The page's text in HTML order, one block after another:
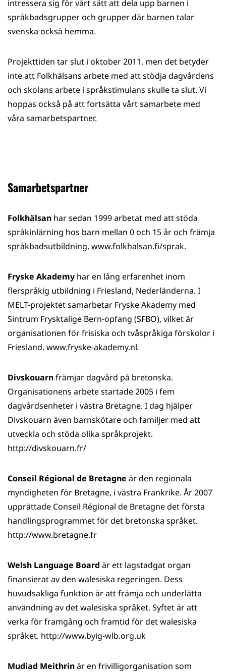
intressera sig för vårt sätt att dela upp barnen i
språkbadsgrupper och grupper där barnen talar
svenska också hemma.
Projekttiden tar slut i oktober 2011, men det betyder
inte att Folkhälsans arbete med att stödja dagvårdens
och skolans arbete i språkstimulans skulle ta slut. Vi
hoppas också på att fortsätta vårt samarbete med
våra samarbetspartner.
Samarbetspartner
Folkhälsan har sedan 1999 arbetat med att stöda
språkinlärning hos barn mellan 0 och 15 år och främja
språkbadsutbildning, www.folkhalsan.fi/sprak.
Fryske Akademy har en lång erfarenhet inom
flerspråkig utbildning i Friesland, Nederländerna. I
MELT-projektet samarbetar Fryske Akademy med
Sintrum Frysktalige Bern-opfang (SFBO), vilket är
organisationen för frisiska och tvåspråkiga förskolor i
Friesland. www.fryske-akademy.nl.
Divskouarnfrämjar dagvård på bretonska.
Organisationens arbete startade 2005 i fem
dagvårdsenheter i västra Bretagne. I dag hjälper
Divskouarn även barnskötare och familjer med att
utveckla och stöda olika språkprojekt.
http://divskouarn.fr/
Conseil Régional de Bretagne är den regionala
myndigheten för Bretagne, i västra Frankrike. År 2007
upprättade Conseil Régional de Bretagne det första
handlingsprogrammet för det bretonska språket.
http://www.bretagne.fr
Welsh Language Board är ett lagstadgat organ
finansierat av den walesiska regeringen. Dess
huvudsakliga funktion är att främja och underlätta
användning av det walesiska språket. Syftet är att
verka för framgång och framtid för det walesiska
språket. http://www.byig-wlb.org.uk
Mudiad Meithrinär en frivilligorganisation som